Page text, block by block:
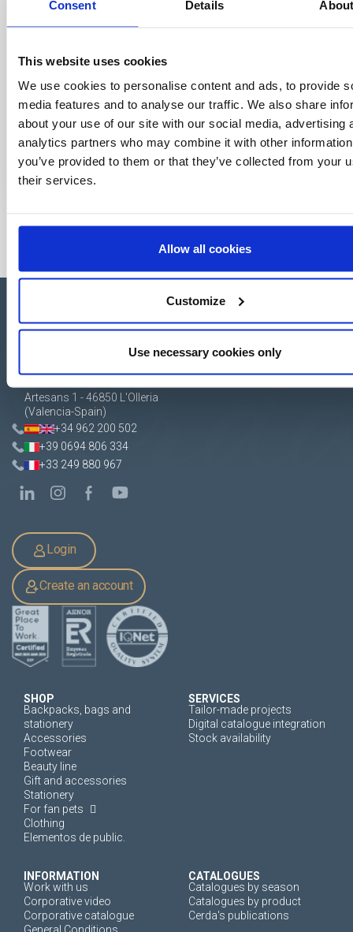
Consent Details About
This website uses cookies
We use cookies to personalise content and ads, to provide
media features and to analyse our traffic. We also share
about your use of our site with our social media, advertising
analytics partners who may combine it with other
you’ve provided to them or that they’ve collected from your
their services.
Allow all cookies
Customize
Use necessary cookies only
Artesans 1 - 46850 L'Olleria
(Valencia-Spain)
+34 962 200 502
+39 0694 806 334
+33 249 880 967
Login
Create an account
SHOP
Backpacks, bags and
stationery
Accessories
Footwear
Beauty line
Gift and accessories
Stationery
For fan pets
Clothing
Elementos de public.
SERVICES
Tailor-made projects
Digital catalogue integration
Stock availability
INFORMATION
Work with us
Corporative video
Corporative catalogue
General Conditions
CATALOGUES
Catalogues by season
Catalogues by product
Cerda's publications